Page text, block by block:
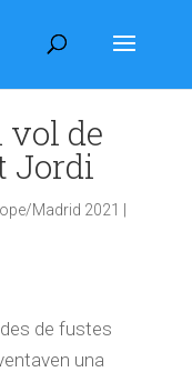
vol de
Jordi
Madrid 2021
de fustes
una